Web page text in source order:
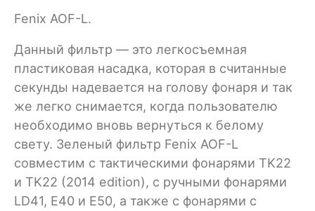
Fenix AOF-L.
Данный фильтр — это легкосъемная
пластиковая насадка, которая в считанные
секунды надевается на голову фонаря и так
же легко снимается, когда пользователю
необходимо вновь вернуться к белому
свету. Зеленый фильтр Fenix AOF-L
совместим с тактическими фонарями TK22
и TK22 (2014 edition), с ручными фонарями
LD41, E40 и E50, а также с фонарями с